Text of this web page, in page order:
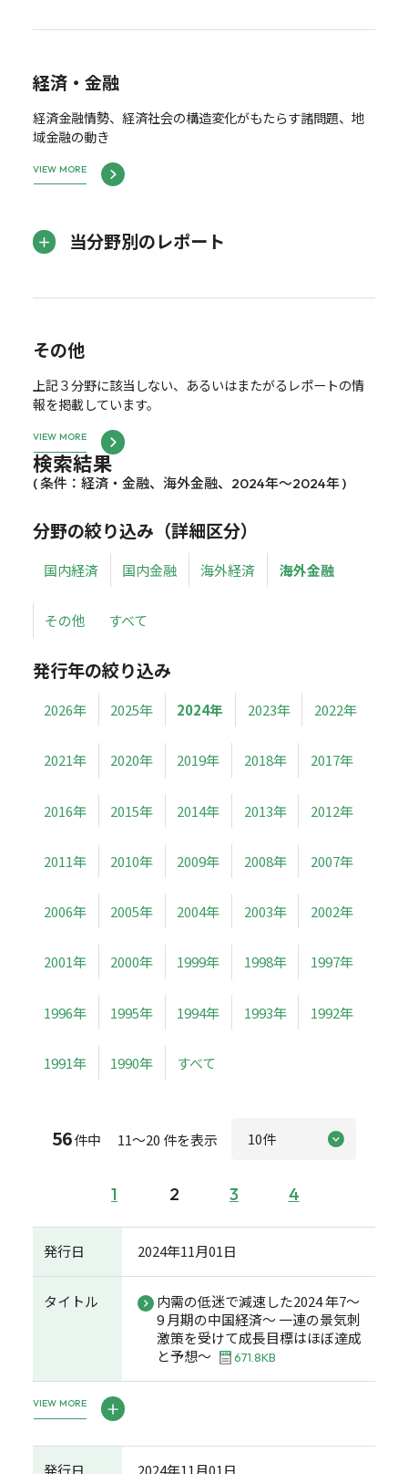
経済・金融
経済金融情勢、経済社会の構造変化がもたらす諸問題、地
域金融の動き
VIEW MORE
当分野別のレポート
その他
上記３分野に該当しない、あるいはまたがるレポートの情
報を掲載しています。
VIEW MORE
検索結果
( 条件：経済・金融、海外金融、2024年～2024年 )
分野の絞り込み（詳細区分）
国内経済 国内金融 海外経済 海外金融
その他 すべて
発行年の絞り込み
2026年 2025年 2024年 2023年 2022年
2021年 2020年 2019年 2018年 2017年
2016年 2015年 2014年 2013年 2012年
2011年 2010年 2009年 2008年 2007年
2006年 2005年 2004年 2003年 2002年
2001年 2000年 1999年 1998年 1997年
1996年 1995年 1994年 1993年 1992年
1991年 1990年 すべて
56件中 11～20 件を表示
1 2 3 4
発行日 2024年11月01日
タイトル
内需の低迷で減速した2024 年7～
9 月期の中国経済～ 一連の景気刺
激策を受けて成長目標はほぼ達成
と予想～
671.8KB
VIEW MORE